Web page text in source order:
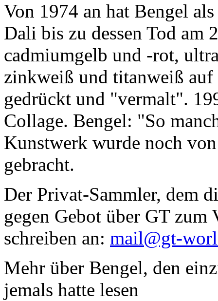
Von 1974 an hat Bengel
Dali bis zu dessen Tod am
cadmiumgelb und -rot,
zinkweiß und titanweiß
gedrückt und "vermalt".
Collage. Bengel: "So
Kunstwerk wurde noch
gebracht.
Der Privat-Sammler, dem
gegen Gebot über GT zum
schreiben an: mail@gt-
Mehr über Bengel, den
jemals hatte lesen